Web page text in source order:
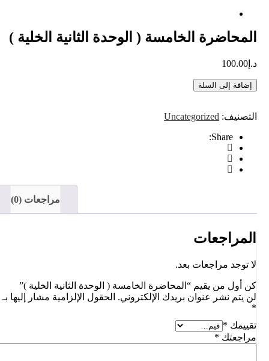
المحاضرة الخامسة ( الوحدة الثانية الخلية )
100.00
إضافة إلى السلة
التصنيف: Uncategorized
Share:
مراجعات (0)
المراجعات
لا توجد مراجعات بعد.
كن أول من يقيم “المحاضرة الخامسة ( الوحدة الثانية الخلية )”
لن يتم نشر عنوان بريدك الإلكتروني. الحقول الإلزامية مشار إليها بـ
تقييمك*
مراجعتك*